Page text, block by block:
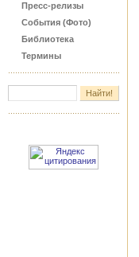
Пресс-релизы
События (Фото)
Библиотека
Термины